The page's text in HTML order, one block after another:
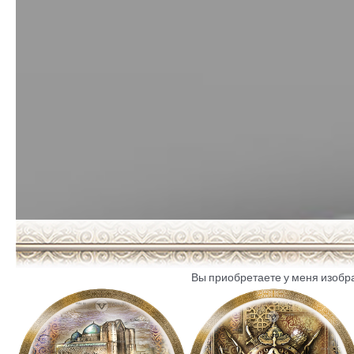
Вы приобретаете у меня